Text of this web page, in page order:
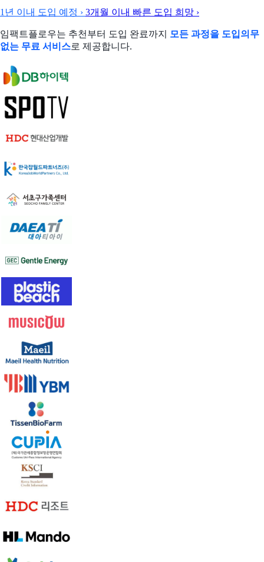
1년 이내 도입 예정 › 3개월 이내 빠른 도입 희망 ›
임팩트플로우는 추천부터 도입 완료까지 모든 과정을 도입의무
없는 무료 서비스로 제공합니다.